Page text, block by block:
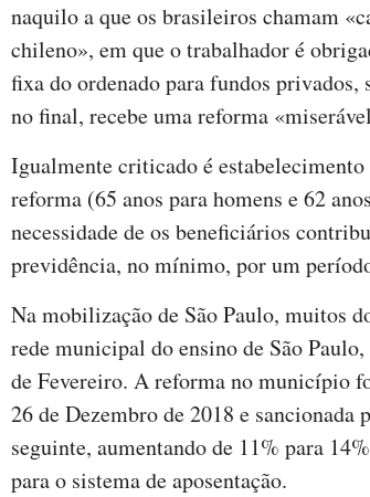
naquilo a que os brasileiros chamam
chileno», em que o trabalhador é
fixa do ordenado para fundos
no final, recebe uma reforma
Igualmente criticado é
reforma (65 anos para homens e 62
necessidade de os beneficiários
previdência, no mínimo, por um
Na mobilização de São Paulo, muitos
rede municipal do ensino de São
de Fevereiro. A reforma no município
26 de Dezembro de 2018 e
seguinte, aumentando de 11% para
para o sistema de aposentação.